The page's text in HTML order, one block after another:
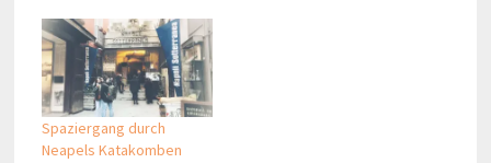
Spaziergang durch
Neapels Katakomben